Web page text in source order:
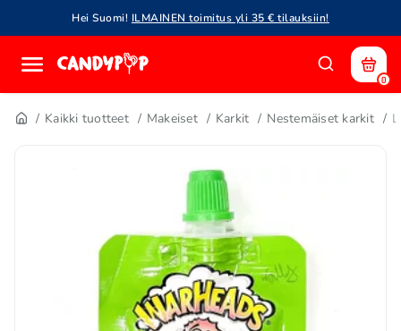
Hei Suomi! ILMAINEN toimitus yli 35 € tilauksiin!
0
Kaikki tuotteet Makeiset Karkit Nestemäiset karkit